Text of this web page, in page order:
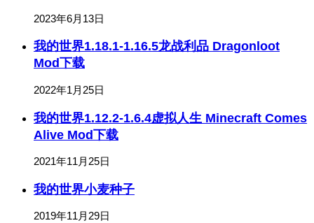
2023年6月13日
我的世界1.18.1-1.16.5龙战利品 Dragonloot
Mod下载
2022年1月25日
我的世界1.12.2-1.6.4虚拟人生 Minecraft Comes
Alive Mod下载
2021年11月25日
我的世界小麦种子
2019年11月29日